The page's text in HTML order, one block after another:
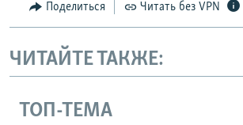
Поделиться Читать без VPN
ЧИТАЙТЕ ТАКЖЕ:
ТОП-ТЕМА